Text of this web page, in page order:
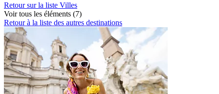
Retour sur la liste Villes
Voir tous les éléments (7)
Retour à la liste des autres destinations